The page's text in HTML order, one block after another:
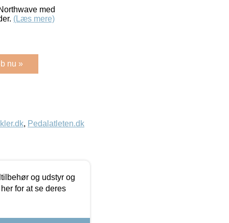
med
(Læs mere)
nu »
, Pedalatleten.dk
og udstyr og
for at se deres